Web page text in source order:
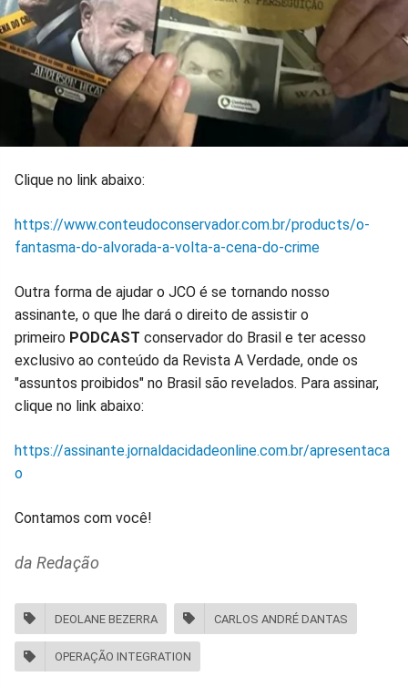
Clique no link abaixo:
https://www.conteudoconservador.com.br/products/o-
fantasma-do-alvorada-a-volta-a-cena-do-crime
Outra forma de ajudar o JCO é se tornando nosso
assinante, o que lhe dará o direito de assistir o
primeiro PODCAST conservador do Brasil e ter acesso
exclusivo ao conteúdo da Revista A Verdade, onde os
"assuntos proibidos" no Brasil são revelados. Para assinar,
clique no link abaixo:
https://assinante.jornaldacidadeonline.com.br/apresentaca
o
Contamos com você!
da Redação
DEOLANE BEZERRA CARLOS ANDRÉ DANTAS
OPERAÇÃO INTEGRATION